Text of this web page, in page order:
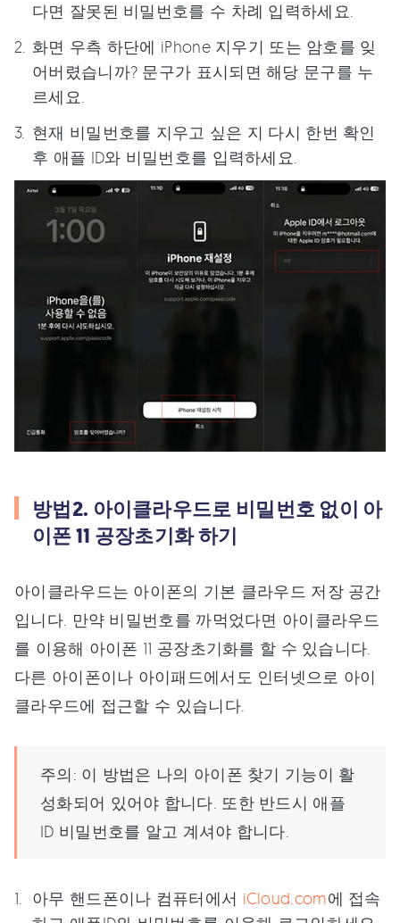
다면 잘못된 비밀번호를 수 차례 입력하세요.
화면 우측 하단에 iPhone 지우기 또는 암호를 잊
어버렸습니까? 문구가 표시되면 해당 문구를 누
르세요.
현재 비밀번호를 지우고 싶은 지 다시 한번 확인
후 애플 ID와 비밀번호를 입력하세요.
방법2. 아이클라우드로 비밀번호 없이 아
이폰 11 공장초기화 하기
아이클라우드는 아이폰의 기본 클라우드 저장 공간
입니다. 만약 비밀번호를 까먹었다면 아이클라우드
를 이용해 아이폰 11 공장초기화를 할 수 있습니다.
다른 아이폰이나 아이패드에서도 인터넷으로 아이
클라우드에 접근할 수 있습니다.
주의: 이 방법은 나의 아이폰 찾기 기능이 활
성화되어 있어야 합니다. 또한 반드시 애플
ID 비밀번호를 알고 계셔야 합니다.
아무 핸드폰이나 컴퓨터에서 iCloud.com에 접속